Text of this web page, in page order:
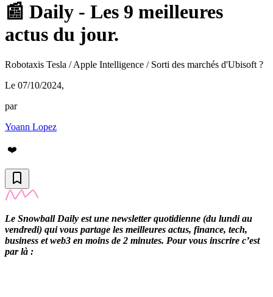
📰 Daily - Les 9 meilleures
actus du jour.
Robotaxis Tesla / Apple Intelligence / Sorti des marchés d'Ubisoft ?
Le 07/10/2024,
par
Yoann Lopez
❤️
Le Snowball Daily est une newsletter quotidienne (du lundi au
vendredi) qui vous partage les meilleures actus, finance, tech,
business et web3 en moins de 2 minutes. Pour vous inscrire c’est
par là :